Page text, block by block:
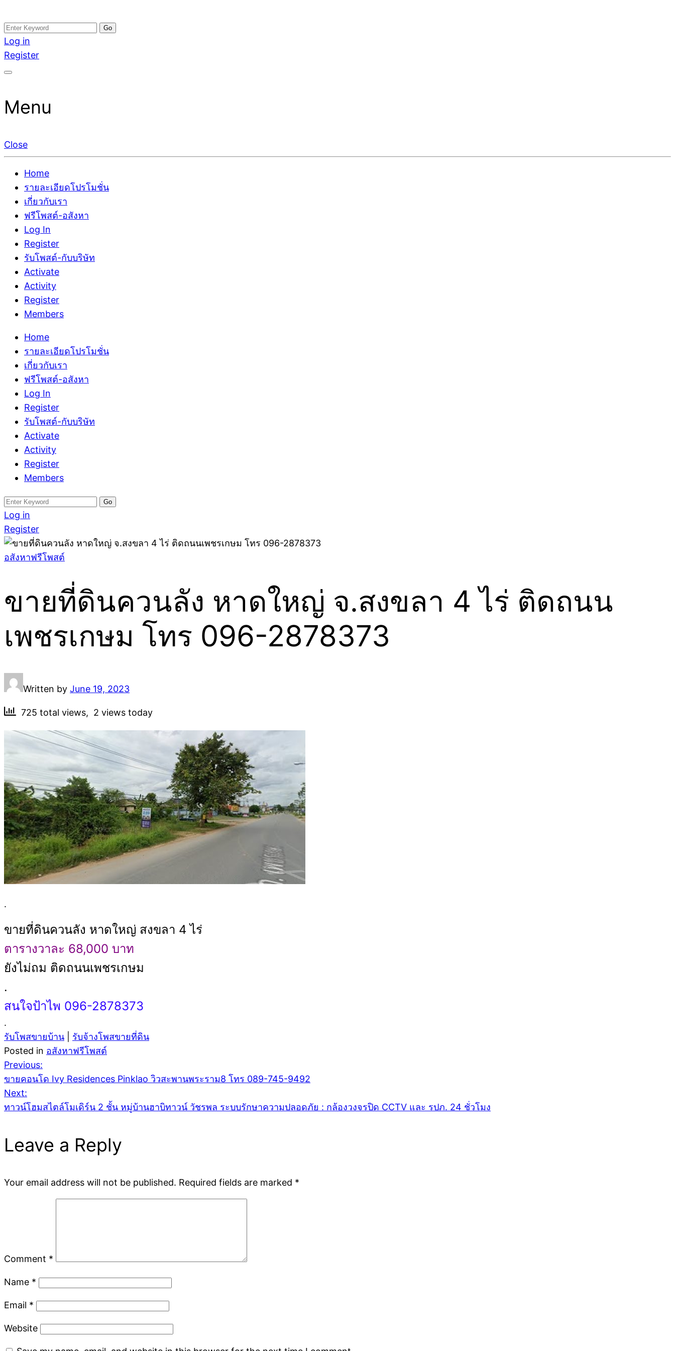
Skip
to
content
อสังหาโพสต์ รีวิวเยอะ รับจ้างโพสต์ขายบ้าน รับจ้างโพสต์อสังหา แตกต่างอย่างตั้งใจ รับรองผล อันดับ1 การโพสต์ขายอสังหา กับทีมงานบริษัท บ้าน ที่ดิน คอนโด
ติดGoogleหน้าแรกได้จริงๆ ใน 7 วัน
รับจ้างโพสอสังหา ขายบ้าน อสังหาโพสต์ เชื่อถือได้จริง รับโพสต์ ที่ดิน กับทีมงานบริษัท ถูกและดีที่สุด ไม่มีค่านายหน้า ขายได้จริงๆ ช่วยสร้างโอกาสในการขายได้มากกว่า ที่
เดียว ที่กล้าการันตีผลงาน ประสบการณ์กว่า20ปี ทีมงานมืออาชีพ ช่วยคุณขายบ้านมานาน ตัวจริง
Search
for:
Log in
Register
Menu
Close
Home
รายละเอียดโปรโมชั่น
เกี่ยวกับเรา
ฟรีโพสต์-อสังหา
Log In
Register
รับโพสต์-กับบริษัท
Activate
Activity
Register
Members
Home
รายละเอียดโปรโมชั่น
เกี่ยวกับเรา
ฟรีโพสต์-อสังหา
Log In
Register
รับโพสต์-กับบริษัท
Activate
Activity
Register
Members
Search
for:
Log in
Register
อสังหาฟรีโพสต์
ขายที่ดินควนลัง หาดใหญ่ จ.สงขลา 4 ไร่ ติดถนน
เพชรเกษม โทร 096-2878373
Written by June 19, 2023
725 total views, 2 views today
.
ขายที่ดินควนลัง หาดใหญ่ สงขลา 4 ไร่
ตารางวาละ 68,000 บาท
ยังไม่ถม ติดถนนเพชรเกษม
.
สนใจป้าไพ 096-2878373
.
รับโพสขายบ้าน
รับจ้างโพสขายที่ดิน
Posted in อสังหาฟรีโพสต์
Post
navigation
Previous:
ขายคอนโด Ivy Residences Pinklao วิวสะพานพระราม8 โทร 089-745-9492
Next:
ทาวน์โฮมสไตล์โมเดิร์น 2 ชั้น หมู่บ้านฮาบิทาวน์ วัชรพล ระบบรักษาความปลอดภัย : กล้องวงจรปิด CCTV และ รปภ. 24 ชั่วโมง
Leave a Reply
Your email address will not be published. Required fields are marked *
Comment *
Name *
Email *
Website